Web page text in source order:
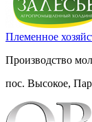
Племенное
Производство
пос. Высокое,